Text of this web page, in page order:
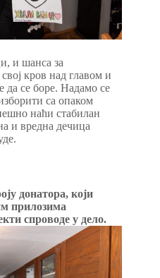
и шанса за
кров над главом и
да се боре. Надамо се
са опаком
наћи стабилан
и вредна дечица
донатора, који
прилозима
спроводе у дело.